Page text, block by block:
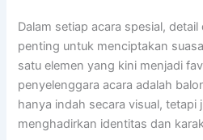
Dalam setiap acara spesial,
penting untuk menciptakan
satu elemen yang kini menjadi
penyelenggara acara adalah
hanya indah secara visual, tetapi
menghadirkan identitas dan